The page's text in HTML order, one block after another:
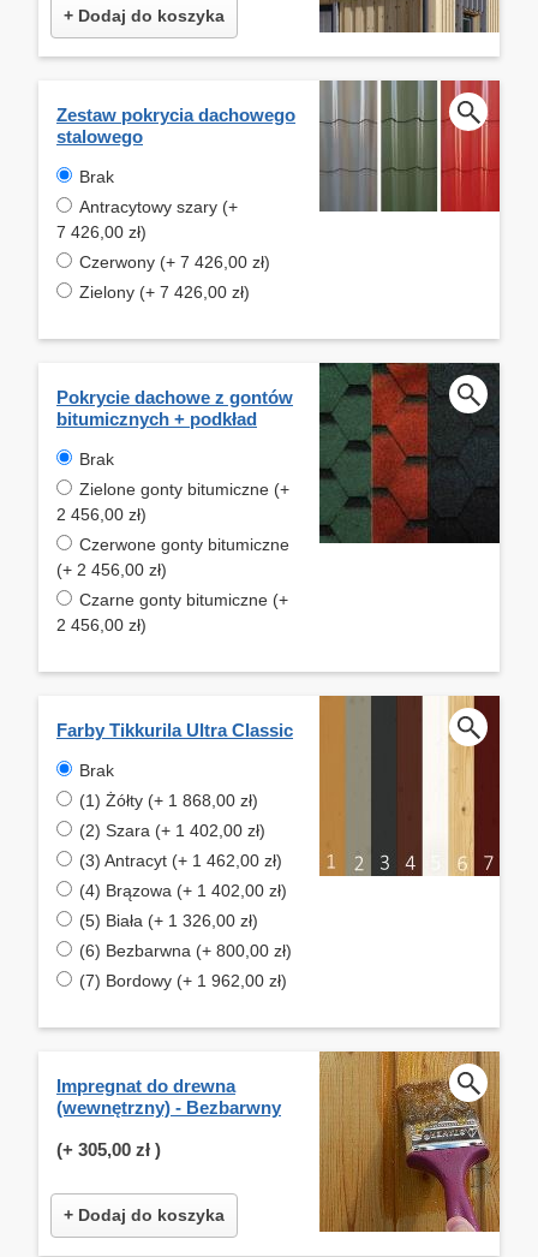
+ Dodaj do koszyka
Zestaw pokrycia dachowego
stalowego
Brak
Antracytowy szary (+
7 426,00 zł)
Czerwony (+ 7 426,00 zł)
Zielony (+ 7 426,00 zł)
Pokrycie dachowe z gontów
bitumicznych + podkład
Brak
Zielone gonty bitumiczne (+
2 456,00 zł)
Czerwone gonty bitumiczne
(+ 2 456,00 zł)
Czarne gonty bitumiczne (+
2 456,00 zł)
Farby Tikkurila Ultra Classic
Brak
(1) Żółty (+ 1 868,00 zł)
(2) Szara (+ 1 402,00 zł)
(3) Antracyt (+ 1 462,00 zł)
(4) Brązowa (+ 1 402,00 zł)
(5) Biała (+ 1 326,00 zł)
(6) Bezbarwna (+ 800,00 zł)
(7) Bordowy (+ 1 962,00 zł)
Impregnat do drewna
(wewnętrzny) - Bezbarwny
(+ 305,00 zł )
+ Dodaj do koszyka